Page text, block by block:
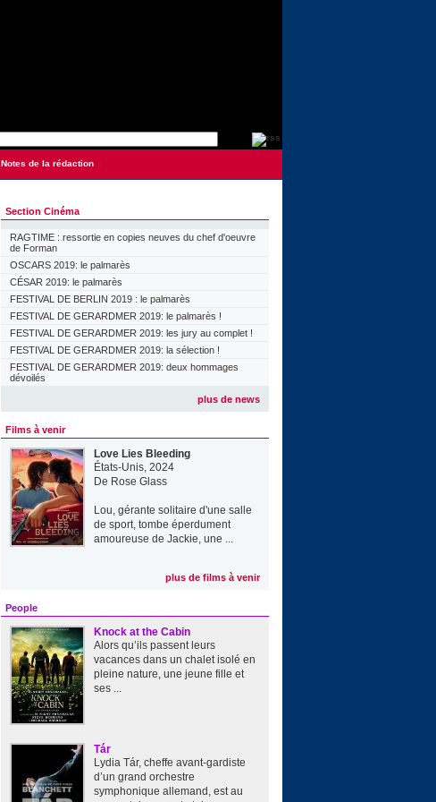
Notes de la rédaction
Section Cinéma
RAGTIME : ressortie en copies neuves du chef d'oeuvre
de Forman
OSCARS 2019: le palmarès
CÉSAR 2019: le palmarès
FESTIVAL DE BERLIN 2019 : le palmarès
FESTIVAL DE GERARDMER 2019: le palmarès !
FESTIVAL DE GERARDMER 2019: les jury au complet !
FESTIVAL DE GERARDMER 2019: la sélection !
FESTIVAL DE GERARDMER 2019: deux hommages
dévoilés
plus de news
Films à venir
Love Lies Bleeding
États-Unis, 2024
De Rose Glass
Lou, gérante solitaire d'une salle
de sport, tombe éperdument
amoureuse de Jackie, une ...
plus de films à venir
People
Knock at the Cabin
Alors qu’ils passent leurs
vacances dans un chalet isolé en
pleine nature, une jeune fille et
ses ...
Tár
Lydia Tár, cheffe avant-gardiste
d’un grand orchestre
symphonique allemand, est au